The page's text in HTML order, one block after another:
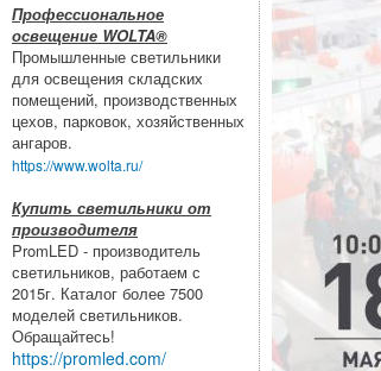
Профессиональное
освещение WOLTA®
Промышленные светильники
для освещения складских
помещений, производственных
цехов, парковок, хозяйственных
ангаров.
https://www.wolta.ru/
Купить светильники от
производителя
PromLED - производитель
светильников, работаем с
2015г. Каталог более 7500
моделей светильников.
Обращайтесь!
https://promled.com/